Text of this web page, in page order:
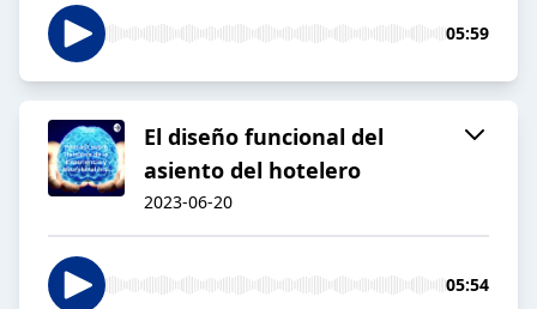
05:59
El diseño funcional del
asiento del hotelero
2023-06-20
05:54